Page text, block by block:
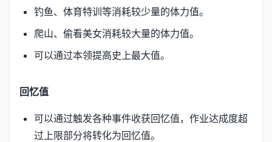
钓鱼、体育特训等消耗较少量的体力值。
爬山、偷看美女消耗较大量的体力值。
可以通过本领提高史上最大值。
回忆值
可以通过触发各种事件收获回忆值，作业达成度超
过上限部分将转化为回忆值。